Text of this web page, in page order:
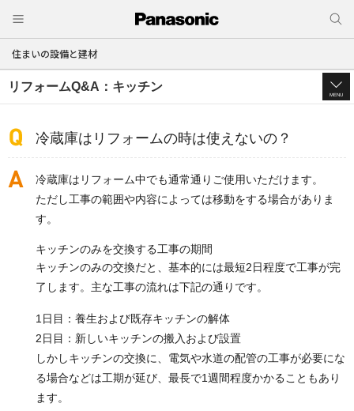
住まいの設備と建材
リフォームQ&A：キッチン
MENU
冷蔵庫はリフォームの時は使えないの？
冷蔵庫はリフォーム中でも通常通りご使用いただけます。
ただし工事の範囲や内容によっては移動をする場合がありま
す。
キッチンのみを交換する工事の期間
キッチンのみの交換だと、基本的には最短2日程度で工事が完
了します。主な工事の流れは下記の通りです。
1日目：養生および既存キッチンの解体
2日目：新しいキッチンの搬入および設置
しかしキッチンの交換に、電気や水道の配管の工事が必要にな
る場合などは工期が延び、最長で1週間程度かかることもあり
ます。